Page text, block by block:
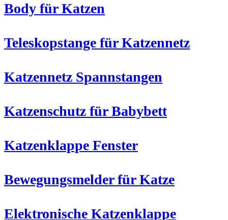
Body für Katzen
Teleskopstange für Katzennetz
Katzennetz Spannstangen
Katzenschutz für Babybett
Katzenklappe Fenster
Bewegungsmelder für Katze
Elektronische Katzenklappe